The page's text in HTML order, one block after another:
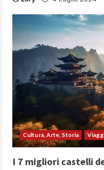
g
Cultura, Arte, Storia
I 7 migliori castelli